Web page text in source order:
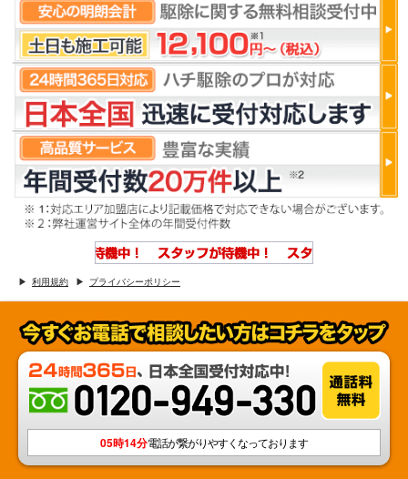
利用規約 プライバシーポリシー
05時14分電話が繋がりやすくなっております